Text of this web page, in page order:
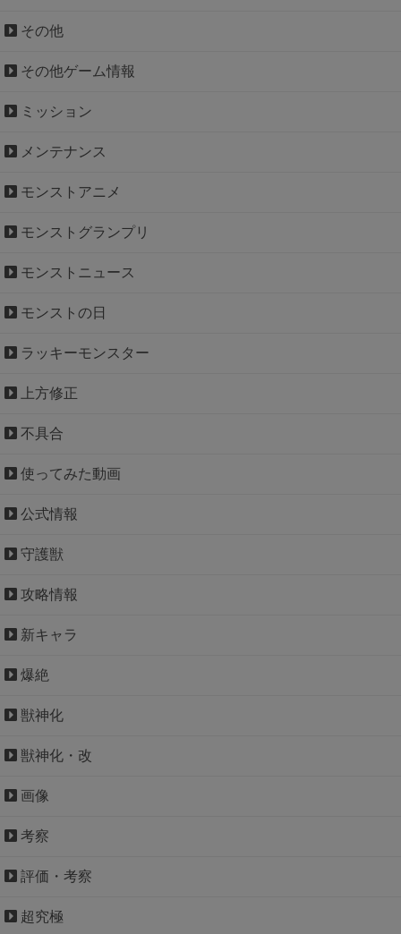
その他
その他ゲーム情報
ミッション
メンテナンス
モンストアニメ
モンストグランプリ
モンストニュース
モンストの日
ラッキーモンスター
上方修正
不具合
使ってみた動画
公式情報
守護獣
攻略情報
新キャラ
爆絶
獣神化
獣神化・改
画像
考察
評価・考察
超究極